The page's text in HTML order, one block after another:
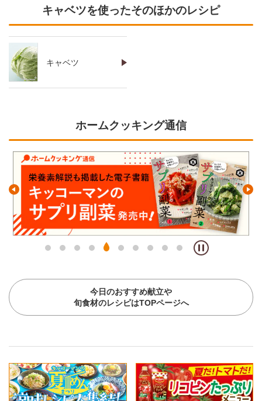
キャベツを使ったそのほかのレシピ
キャベツ
ホームクッキング通信
今日のおすすめ献立や
旬食材のレシピはTOPページへ